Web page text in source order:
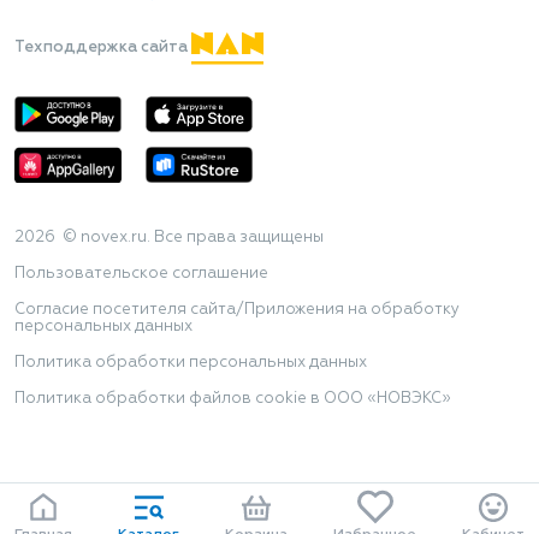
Техподдержка сайта
2026 © novex.ru. Все права защищены
Пользовательское соглашение
Согласие посетителя сайта/Приложения на обработку
персональных данных
Политика обработки персональных данных
Политика обработки файлов cookie в ООО «НОВЭКС»